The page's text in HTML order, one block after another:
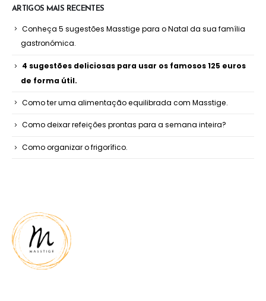
ARTIGOS MAIS RECENTES
Conheça 5 sugestões Masstige para o Natal da sua família
gastronómica.
4 sugestões deliciosas para usar os famosos 125 euros
de forma útil.
Como ter uma alimentação equilibrada com Masstige.
Como deixar refeições prontas para a semana inteira?
Como organizar o frigorífico.